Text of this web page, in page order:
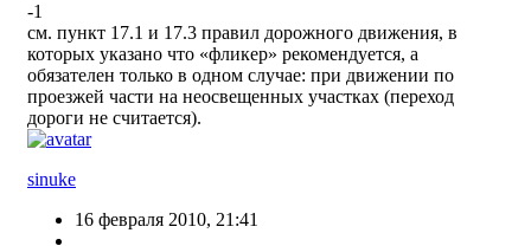
-1
см. пункт 17.1 и 17.3 правил дорожного движения, в
которых указано что «фликер» рекомендуется, а
обязателен только в одном случае: при движении по
проезжей части на неосвещенных участках (переход
дороги не считается).
sinuke
16 февраля 2010, 21:41